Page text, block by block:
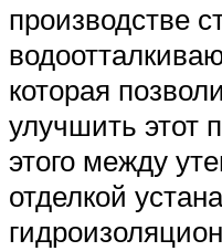
производстве
которая
улучшить этот
этого между
отделкой